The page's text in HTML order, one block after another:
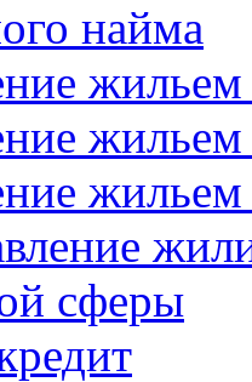
найма
жильем
сферы